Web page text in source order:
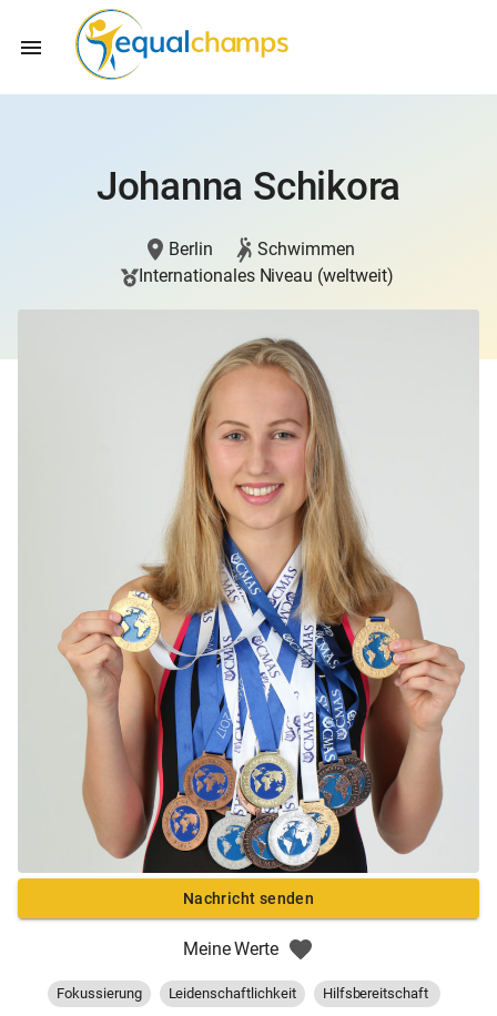
Johanna Schikora
Berlin
Schwimmen
Internationales Niveau (weltweit)
Nachricht senden
Meine Werte
Fokussierung Leidenschaftlichkeit Hilfsbereitschaft